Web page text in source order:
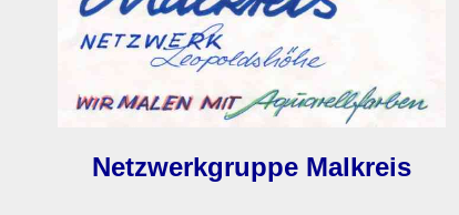
Netzwerkgruppe Malkreis